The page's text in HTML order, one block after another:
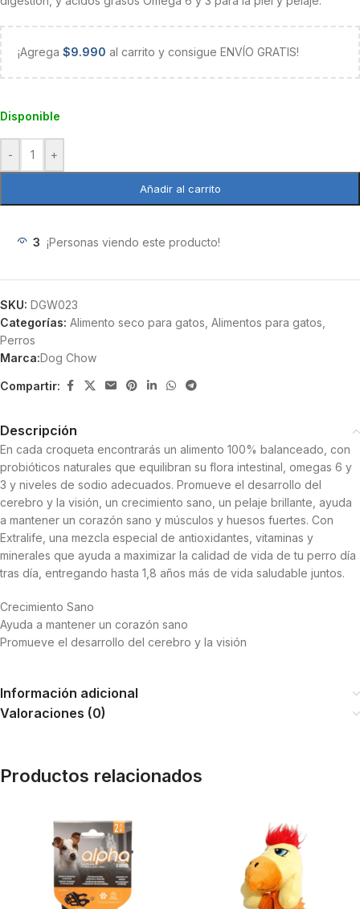
¡Agrega $9.990 al carrito y consigue ENVÍO GRATIS!
Disponible
- +
Añadir al carrito
3 ¡Personas viendo este producto!
SKU: DGW023
Categorías: Alimento seco para gatos Alimentos para gatos
Perros
Marca:Dog Chow
Compartir:
Descripción
En cada croqueta encontrarás un alimento 100% balanceado, con
probióticos naturales que equilibran su flora intestinal, omegas 6 y
3 y niveles de sodio adecuados. Promueve el desarrollo del
cerebro y la visión, un crecimiento sano, un pelaje brillante, ayuda
a mantener un corazón sano y músculos y huesos fuertes. Con
Extralife, una mezcla especial de antioxidantes, vitaminas y
minerales que ayuda a maximizar la calidad de vida de tu perro día
tras día, entregando hasta 1,8 años más de vida saludable juntos.
Crecimiento Sano
Ayuda a mantener un corazón sano
Promueve el desarrollo del cerebro y la visión
Información adicional
Valoraciones (0)
Productos relacionados